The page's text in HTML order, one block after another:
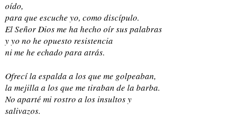
oído,
para que escuche yo, como discípulo.
El Señor Dios me ha hecho oír sus palabras
y yo no he opuesto resistencia
ni me he echado para atrás.
Ofrecí la espalda a los que me golpeaban,
la mejilla a los que me tiraban de la barba.
No aparté mi rostro a los insultos y
salivazos.